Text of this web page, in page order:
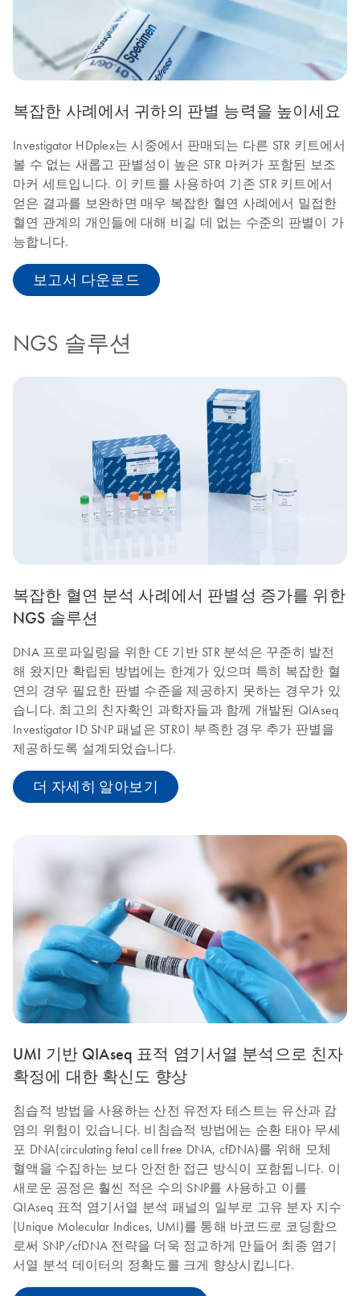
복잡한 사례에서 귀하의 판별 능력을 높이세요
Investigator HDplex는 시중에서 판매되는 다른 STR 키트에서
볼 수 없는 새롭고 판별성이 높은 STR 마커가 포함된 보조
마커 세트입니다. 이 키트를 사용하여 기존 STR 키트에서
얻은 결과를 보완하면 매우 복잡한 혈연 사례에서 밀접한
혈연 관계의 개인들에 대해 비길 데 없는 수준의 판별이 가
능합니다.
보고서 다운로드
NGS 솔루션
복잡한 혈연 분석 사례에서 판별성 증가를 위한
NGS 솔루션
DNA 프로파일링을 위한 CE 기반 STR 분석은 꾸준히 발전
해 왔지만 확립된 방법에는 한계가 있으며 특히 복잡한 혈
연의 경우 필요한 판별 수준을 제공하지 못하는 경우가 있
습니다. 최고의 친자확인 과학자들과 함께 개발된 QIAseq
Investigator ID SNP 패널은 STR이 부족한 경우 추가 판별을
제공하도록 설계되었습니다.
더 자세히 알아보기
UMI 기반 QIAseq 표적 염기서열 분석으로 친자
확정에 대한 확신도 향상
침습적 방법을 사용하는 산전 유전자 테스트는 유산과 감
염의 위험이 있습니다. 비침습적 방법에는 순환 태아 무세
포 DNA(circulating fetal cell free DNA, cfDNA)를 위해 모체
혈액을 수집하는 보다 안전한 접근 방식이 포함됩니다. 이
새로운 공정은 훨씬 적은 수의 SNP를 사용하고 이를
QIAseq 표적 염기서열 분석 패널의 일부로 고유 분자 지수
(Unique Molecular Indices, UMI)를 통해 바코드로 코딩함으
로써 SNP/cfDNA 전략을 더욱 정교하게 만들어 최종 염기
서열 분석 데이터의 정확도를 크게 향상시킵니다.